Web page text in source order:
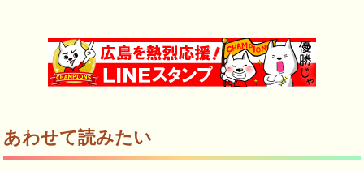
あわせて読みたい